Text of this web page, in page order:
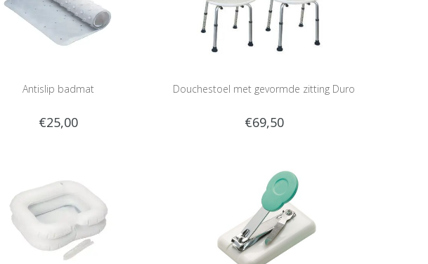
Antislip badmat
€25,00
Douchestoel met gevormde zitting Duro
€69,50